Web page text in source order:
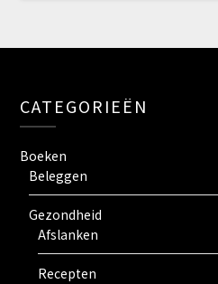
CATEGORIEËN
Boeken
Beleggen
Gezondheid
Afslanken
Recepten